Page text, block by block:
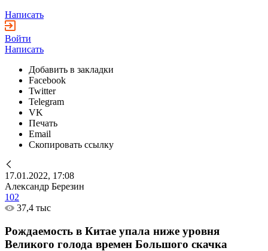
Написать
Войти
Написать
Добавить в закладки
Facebook
Twitter
Telegram
VK
Печать
Email
Скопировать ссылку
17.01.2022, 17:08
Александр Березин
102
37,4 тыс
Рождаемость в Китае упала ниже уровня
Великого голода времен Большого скачка